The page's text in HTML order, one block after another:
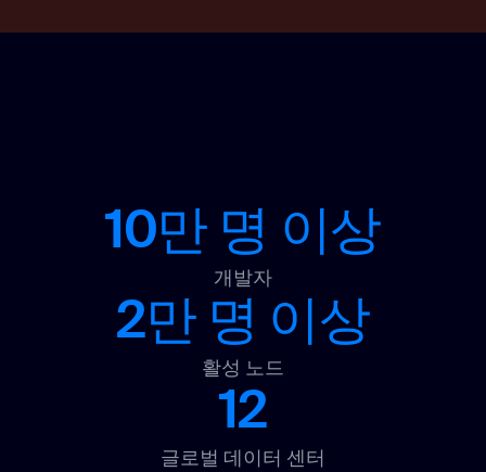
10만 명 이상
개발자
2만 명 이상
활성 노드
12
글로벌 데이터 센터